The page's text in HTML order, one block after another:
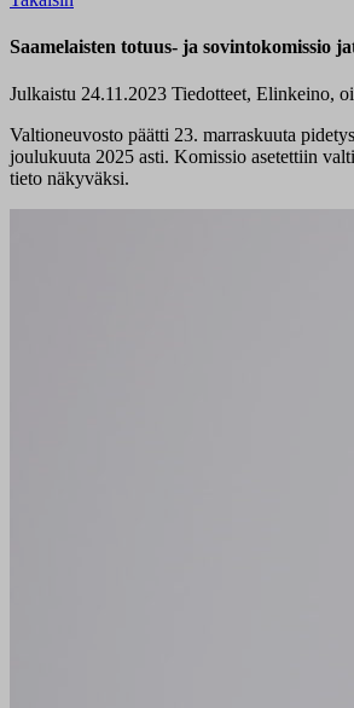
Saamelaisten totuus- ja sovintokomissio
Julkaistu 24.11.2023 Tiedotteet, Elinkeino,
Valtioneuvosto päätti 23. marraskuuta
joulukuuta 2025 asti. Komissio asetettiin
tieto näkyväksi.